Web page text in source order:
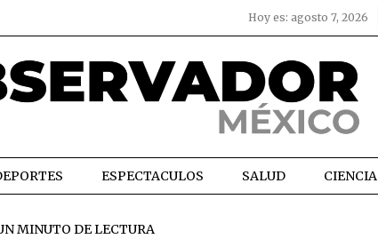
Hoy es: agosto 7, 2026
ESPECTACULOS SALUD CIENCIA
MINUTO DE LECTURA